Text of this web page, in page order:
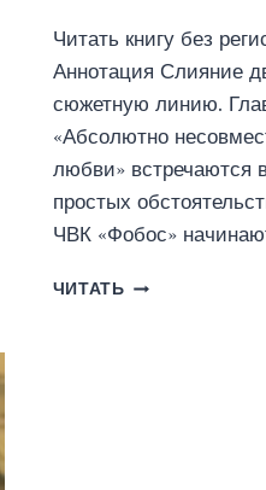
Читать книгу без
Аннотация Слияние
сюжетную линию.
«Абсолютно
любви» встречаются
простых
ЧВК «Фобос»
ЧИТАТЬ ИДЕАЛЬНОЕ